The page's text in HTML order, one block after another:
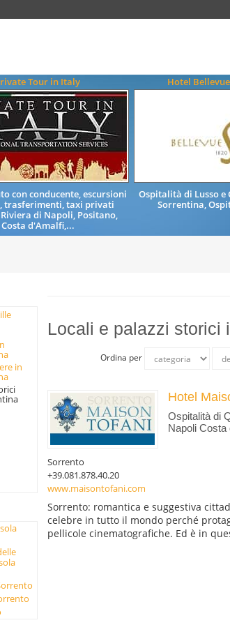
Tour in Italy
con conducente, escursioni
trasferimenti, taxi privati
di Napoli, Positano,
Costa d'Amalfi,...
Hotel
Ospitalità di Lusso e
Sorrentina,
in
Locali e palazzi storici
Ordina per
Hotel
Ospitalità di
Napoli Costa
Sorrento
+39.081.878.40.20
www.maisontofani.com
Sorrento: romantica e suggestiva
celebre in tutto il mondo perché
pellicole cinematografiche. Ed è in